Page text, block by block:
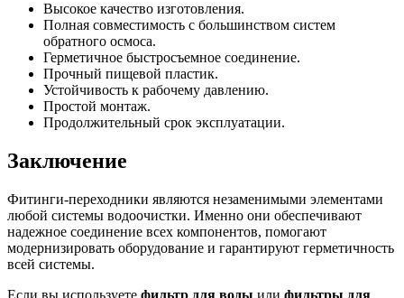
Высокое качество изготовления.
Полная совместимость с большинством систем
обратного осмоса.
Герметичное быстросъемное соединение.
Прочный пищевой пластик.
Устойчивость к рабочему давлению.
Простой монтаж.
Продолжительный срок эксплуатации.
Заключение
Фитинги-переходники являются незаменимыми элементами
любой системы водоочистки. Именно они обеспечивают
надежное соединение всех компонентов, помогают
модернизировать оборудование и гарантируют герметичность
всей системы.
Если вы используете фильтр для воды или фильтры для